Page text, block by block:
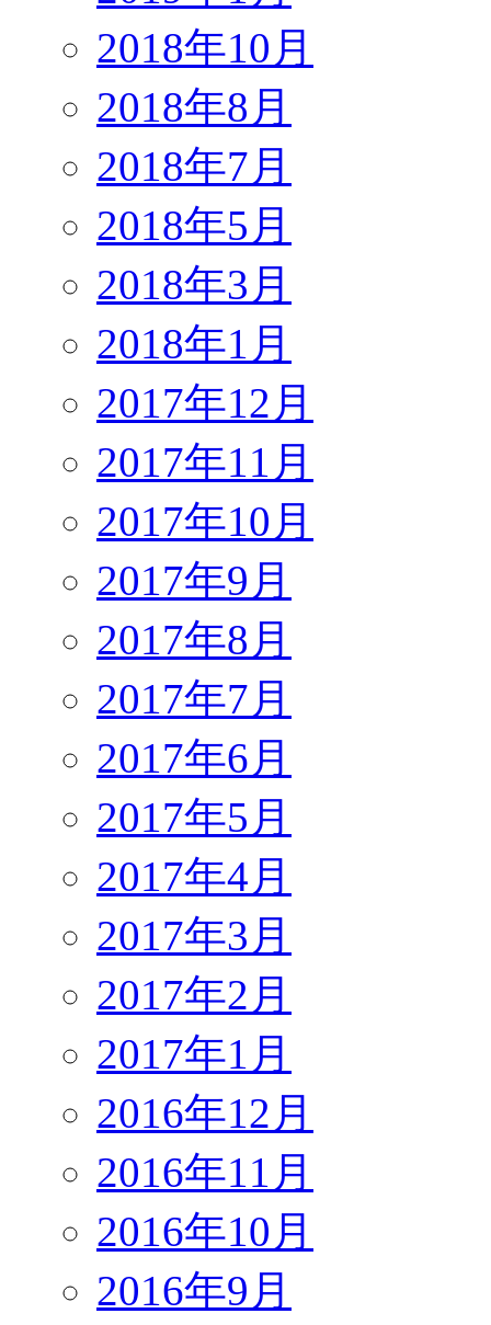
2018年10月
2018年8月
2018年7月
2018年5月
2018年3月
2018年1月
2017年12月
2017年11月
2017年10月
2017年9月
2017年8月
2017年7月
2017年6月
2017年5月
2017年4月
2017年3月
2017年2月
2017年1月
2016年12月
2016年11月
2016年10月
2016年9月